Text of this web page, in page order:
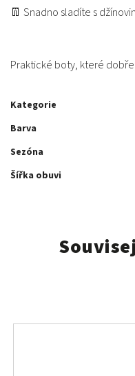
👖 Snadno sladíte s
Praktické boty, které
Kategorie
Barva
Sezóna
Šířka obuvi